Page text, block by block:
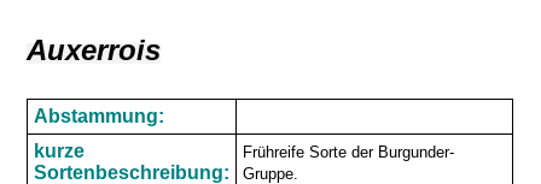
Auxerrois
Abstammung:
kurze
Sortenbeschreibung:
Frühreife Sorte der Burgunder-
Gruppe.